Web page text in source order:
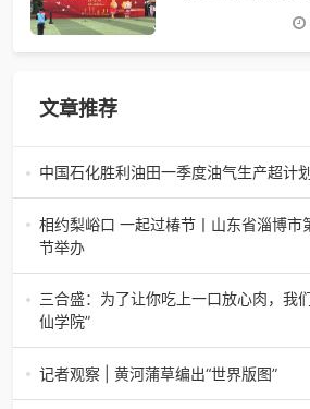
文章推荐
中国石化胜利油田一季度油气生产超计
中国石化胜利油田一季度油气生产超计
南电（记者 瑞夫 胜宣）2026年一季度
生产原油585.86万吨，天
相约梨峪口 一起过椿节丨山东省淄博市
节举办
相约梨峪口 一起过椿节丨山东省淄博市
节举办济南电（记者 瑞夫）4月18日，
香椿文化旅游节暨党建
三合盛：为了让你吃上一口放心肉，我
仙学院”
三合盛：为了让你吃上一口放心肉，我
仙学院”很多人问我，现在的生鲜赛道已
记者观察 | 黄河蒲草编出“世界版图”
记者观察 | 黄河蒲草编出“世界版图”山